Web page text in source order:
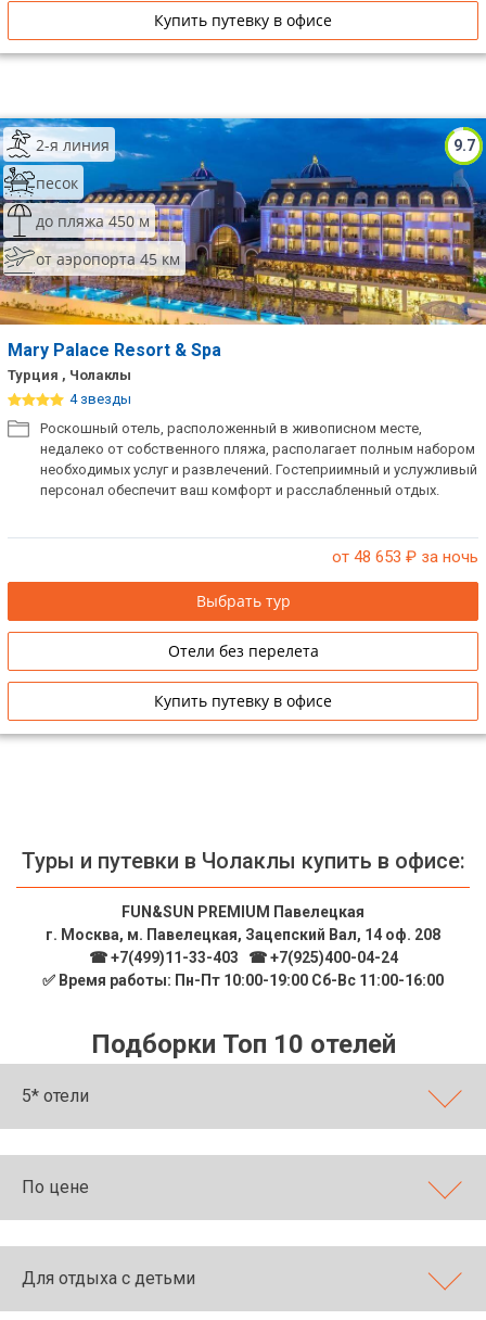
Купить путевку в офисе
9.7
2-я линия
песок
до пляжа 450 м
от аэропорта 45 км
Mary Palace Resort & Spa
Турция , Чолаклы
4 звезды
Роскошный отель, расположенный в живописном месте,
недалеко от собственного пляжа, располагает полным набором
необходимых услуг и развлечений. Гостеприимный и услужливый
персонал обеспечит ваш комфорт и расслабленный отдых.
от 48 653 ₽ за ночь
Выбрать тур
Отели без перелета
Купить путевку в офисе
Туры и путевки в Чолаклы купить в офисе:
FUN&SUN PREMIUM Павелецкая
г. Москва, м. Павелецкая, Зацепский Вал, 14 оф. 208
☎ +7(499)11-33-403
☎ +7(925)400-04-24
✅ Время работы: Пн-Пт 10:00-19:00 Сб-Вс 11:00-16:00
Подборки Топ 10 отелей
5* отели
По цене
Для отдыха с детьми